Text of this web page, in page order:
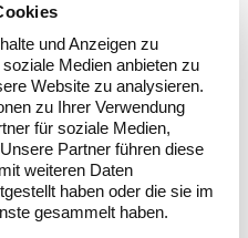
und Anzeigen zu
Medien anbieten zu
Website zu analysieren.
zu Ihrer Verwendung
für soziale Medien,
Partner führen diese
weiteren Daten
haben oder die sie im
gesammelt haben.
pro Windrad, das
Mio. kWh
Hektar Land
im Wald wird
gerodet.
wieder